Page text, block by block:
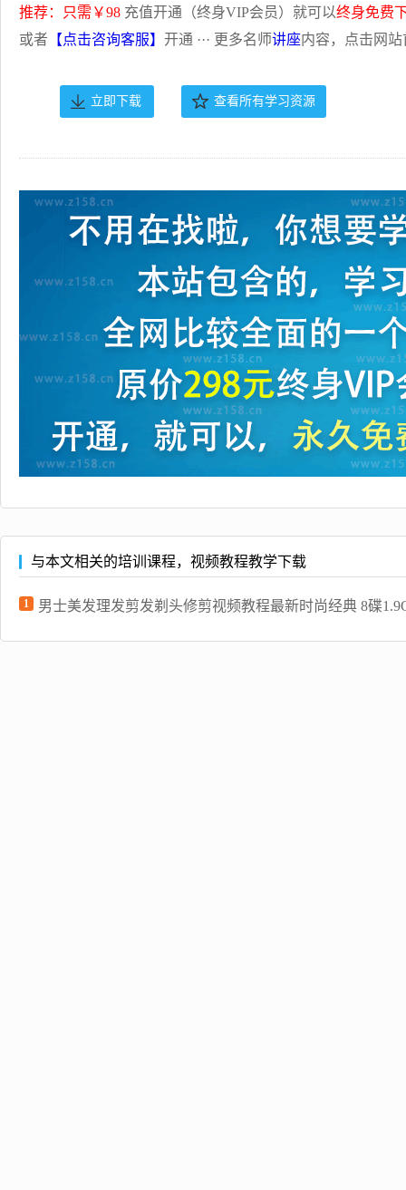
推荐：只需￥98 充值开通（终身VIP会员）就可以终身免费
或者 【点击咨询客服】 开通 ··· 更多名师讲座内容，点击网
立即下载 查看所有学习资源
与本文相关的培训课程，视频教程教学下载
1 男士美发理发剪发剃头修剪视频教程最新时尚经典 8碟